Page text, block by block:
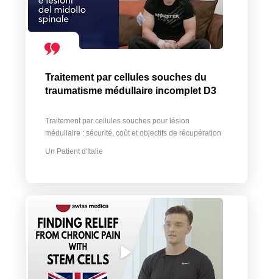
Traitement par cellules souches du
traumatisme médullaire incomplet D3
Traitement par cellules souches pour lésion
médullaire : sécurité, coût et objectifs de récupération
Un Patient d'Italie